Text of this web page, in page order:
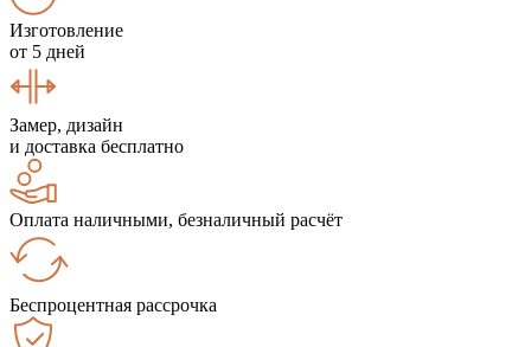
Изготовление
от 5 дней
Замер, дизайн
и доставка бесплатно
Оплата наличными, безналичный расчёт
Беспроцентная рассрочка